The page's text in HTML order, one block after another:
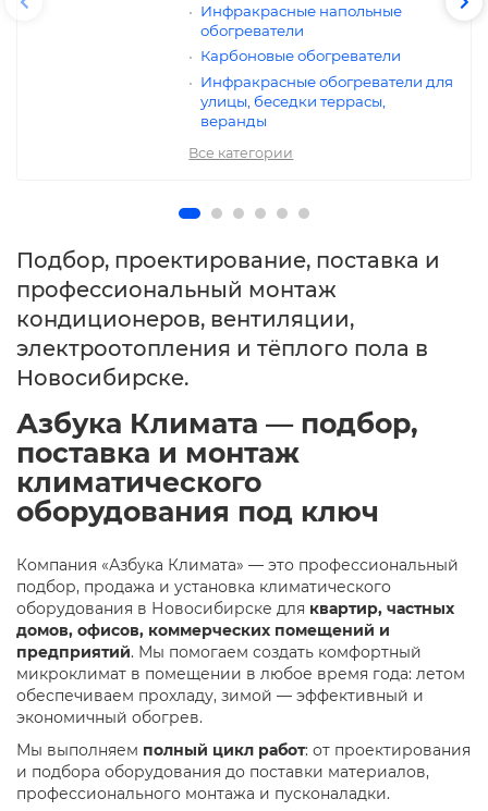
Инфракрасные напольные
обогреватели
Карбоновые обогреватели
Инфракрасные обогреватели для
улицы, беседки террасы,
веранды
Все категории
Подбор, проектирование, поставка и
профессиональный монтаж
кондиционеров, вентиляции,
электроотопления и тёплого пола в
Новосибирске.
Азбука Климата — подбор,
поставка и монтаж
климатического
оборудования под ключ
Компания «Азбука Климата» — это профессиональный
подбор, продажа и установка климатического
оборудования в Новосибирске для квартир, частных
домов, офисов, коммерческих помещений и
предприятий. Мы помогаем создать комфортный
микроклимат в помещении в любое время года: летом
обеспечиваем прохладу, зимой — эффективный и
экономичный обогрев.
Мы выполняем полный цикл работ: от проектирования
и подбора оборудования до поставки материалов,
профессионального монтажа и пусконаладки.